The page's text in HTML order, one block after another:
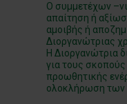
Ο συμμετέχων
απαίτηση ή
αμοιβής ή
Διοργανώτριας
Η Διοργανώτρια
για τους
προωθητικής
ολοκλήρωση των